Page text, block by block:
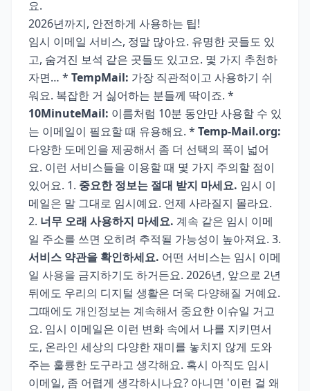
요.
2026년까지, 안전하게 사용하는 팁!
임시 이메일 서비스, 정말 많아요. 유명한 곳들도 있
고, 숨겨진 보석 같은 곳들도 있고요. 몇 가지 추천하
자면… * TempMail: 가장 직관적이고 사용하기 쉬
워요. 복잡한 거 싫어하는 분들께 딱이죠. *
10MinuteMail: 이름처럼 10분 동안만 사용할 수 있
는 이메일이 필요할 때 유용해요. * Temp-Mail.org:
다양한 도메인을 제공해서 좀 더 선택의 폭이 넓어
요. 이런 서비스들을 이용할 때 몇 가지 주의할 점이
있어요. 1. 중요한 정보는 절대 받지 마세요. 임시 이
메일은 말 그대로 임시예요. 언제 사라질지 몰라요.
2. 너무 오래 사용하지 마세요. 계속 같은 임시 이메
일 주소를 쓰면 오히려 추적될 가능성이 높아져요. 3.
서비스 약관을 확인하세요. 어떤 서비스는 임시 이메
일 사용을 금지하기도 하거든요. 2026년, 앞으로 2년
뒤에도 우리의 디지털 생활은 더욱 다양해질 거예요.
그때에도 개인정보는 계속해서 중요한 이슈일 거고
요. 임시 이메일은 이런 변화 속에서 나를 지키면서
도, 온라인 세상의 다양한 재미를 놓치지 않게 도와
주는 훌륭한 도구라고 생각해요. 혹시 아직도 임시
이메일, 좀 어렵게 생각하시나요? 아니면 '이런 걸 왜